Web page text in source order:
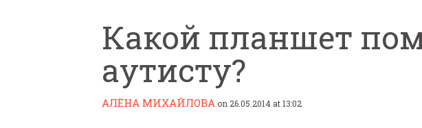
Какой планшет
аутисту?
АЛЁНА МИХАЙЛОВАon 26.05.2014 at 13:02